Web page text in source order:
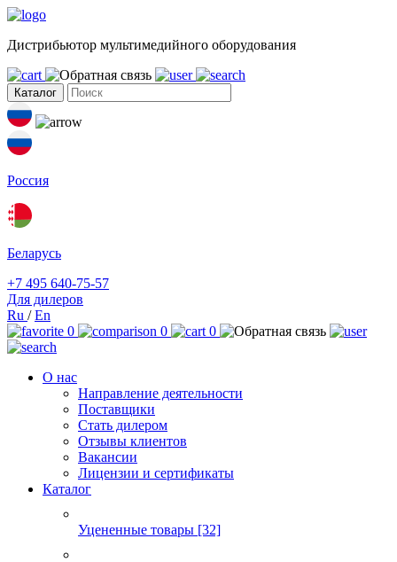
Дистрибьютор мультимедийного оборудования
Каталог
Россия
Беларусь
+7 495 640-75-57
Для дилеров
Ru /En
0
0 0
О нас
Направление деятельности
Поставщики
Стать дилером
Отзывы клиентов
Вакансии
Лицензии и сертификаты
Каталог
Уцененные товары [32]